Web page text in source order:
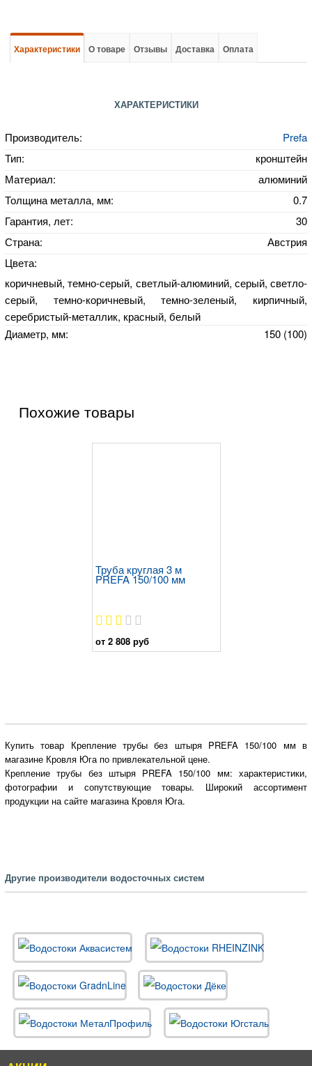
Характеристики О товаре Отзывы Доставка Оплата
ХАРАКТЕРИСТИКИ
Производитель:
Prefa
Тип:
кронштейн
Материал:
алюминий
Толщина металла, мм:
0.7
Гарантия, лет:
30
Страна:
Австрия
Цвета:
коричневый, темно-серый, светлый-алюминий, серый, светло-
серый, темно-коричневый, темно-зеленый, кирпичный,
серебристый-металлик, красный, белый
Диаметр, мм:
150 (100)
Похожие товары
Труба круглая 3 м
PREFA 150/100 мм
от 2 808 руб
Купить товар Крепление трубы без штыря PREFA 150/100 мм в
магазине Кровля Юга по привлекательной цене.
Крепление трубы без штыря PREFA 150/100 мм: характеристики,
фотографии и сопутствующие товары. Широкий ассортимент
продукции на сайте магазина Кровля Юга.
Другие производители водосточных систем